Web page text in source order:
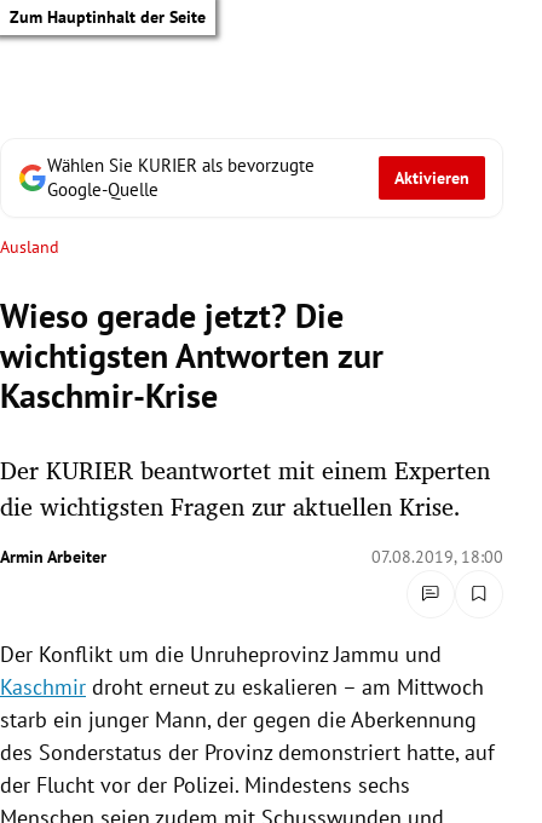
Zum Hauptinhalt der Seite
Untermenü
Untermenü
Untermenü
Untermenü
Untermenü
Wählen Sie KURIER als bevorzugte
Google-Quelle
Aktivieren
Ausland
Wieso gerade jetzt? Die
wichtigsten Antworten zur
Kaschmir-Krise
Der KURIER beantwortet mit einem Experten
die wichtigsten Fragen zur aktuellen Krise.
Armin Arbeiter 07.08.2019, 18:00
Der Konflikt um die Unruheprovinz Jammu und
Kaschmir droht erneut zu eskalieren – am Mittwoch
starb ein junger Mann, der gegen die Aberkennung
des Sonderstatus der Provinz demonstriert hatte, auf
der Flucht vor der Polizei. Mindestens sechs
Menschen seien zudem mit Schusswunden und